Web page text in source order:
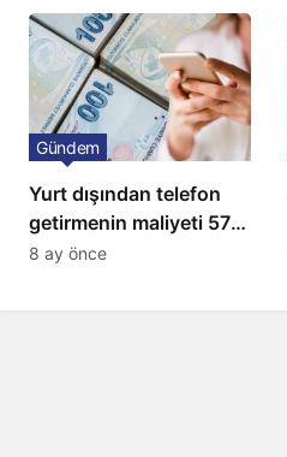
Yurt dışından telefon
getirmenin maliyeti 57
bin lira oldu
Gündem
8 ay önce